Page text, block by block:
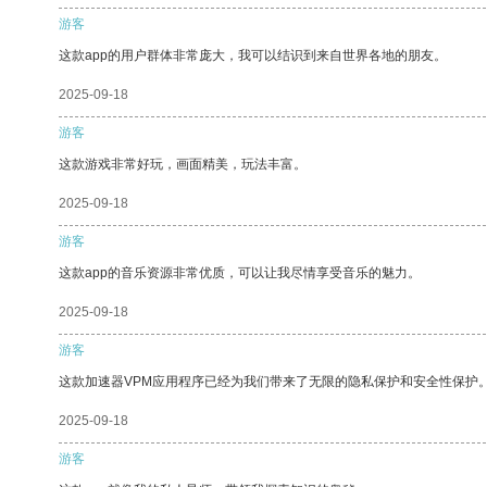
游客
这款app的用户群体非常庞大，我可以结识到来自世界各地的朋友。
2025-09-18
游客
这款游戏非常好玩，画面精美，玩法丰富。
2025-09-18
游客
这款app的音乐资源非常优质，可以让我尽情享受音乐的魅力。
2025-09-18
游客
这款加速器VPM应用程序已经为我们带来了无限的隐私保护和安全性保护
2025-09-18
游客